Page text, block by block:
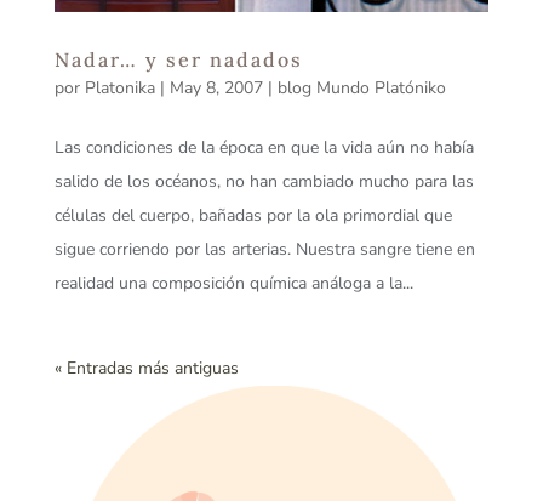
Nadar… y ser nadados
por Platonika| May 8, 2007| blog Mundo Platóniko
Las condiciones de la época en que la vida aún no había
salido de los océanos, no han cambiado mucho para las
células del cuerpo, bañadas por la ola primordial que
sigue corriendo por las arterias. Nuestra sangre tiene en
realidad una composición química análoga a la...
« Entradas más antiguas